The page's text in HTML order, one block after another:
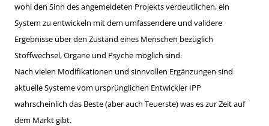
wohl den Sinn des angemeldeten Projekts verdeutlichen, ein
System zu entwickeln mit dem umfassendere und validere
Ergebnisse über den Zustand eines Menschen bezüglich
Stoffwechsel, Organe und Psyche möglich sind.
Nach vielen Modifikationen und sinnvollen Ergänzungen sind
aktuelle Systeme vom ursprünglichen Entwickler IPP
wahrscheinlich das Beste (aber auch Teuerste) was es zur Zeit auf
dem Markt gibt.